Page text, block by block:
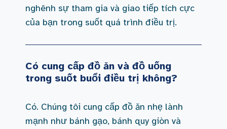
nghênh sự tham gia và giao tiếp tích cực
của bạn trong suốt quá trình điều trị.
Có cung cấp đồ ăn và đồ uống
trong suốt buổi điều trị không?
Có. Chúng tôi cung cấp đồ ăn nhẹ lành
mạnh như bánh gạo, bánh quy giòn và